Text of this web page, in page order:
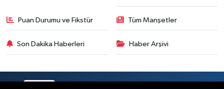
Puan Durumu ve Fikstür Tüm Manşetler
Son Dakika Haberleri Haber Arşivi